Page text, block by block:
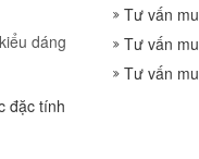
dáng
đặc tính
Tư vấn
Tư vấn
Tư vấn